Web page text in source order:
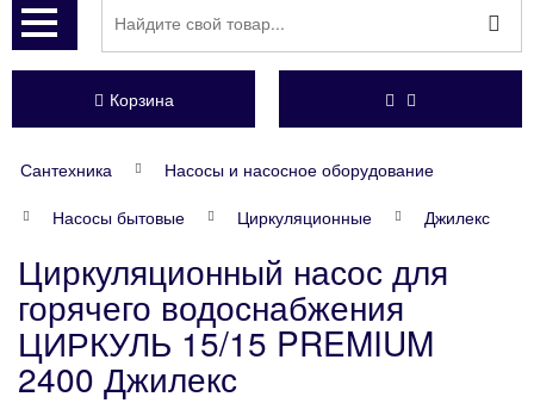
Корзина
Сантехника
Насосы и насосное оборудование
Насосы бытовые
Циркуляционные Джилекс
Циркуляционный насос для
горячего водоснабжения
ЦИРКУЛЬ 15/15 PREMIUM
2400 Джилекс